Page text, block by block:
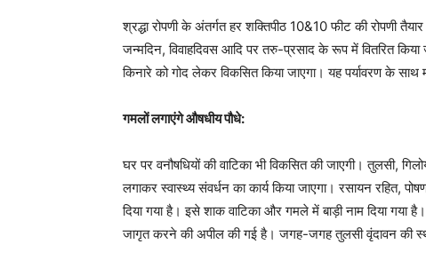
श्रद्धा रोपणी के अंतर्गत हर शक्तिपीठ 10&10 फीट की रोपणी
जन्मदिन, विवाहदिवस आदि पर तरु-प्रसाद के रूप में वितरित
किनारे को गोद लेकर विकसित किया जाएगा। यह पर्यावरण के साथ
गमलों लगाएंगे औषधीय पौधे:
घर पर वनौषधियों की वाटिका भी विकसित की जाएगी। तुलसी,
लगाकर स्वास्थ्य संवर्धन का कार्य किया जाएगा। रसायन रहित,
दिया गया है। इसे शाक वाटिका और गमले में बाड़ी नाम दिया गया
जागृत करने की अपील की गई है। जगह-जगह तुलसी वृंदावन की